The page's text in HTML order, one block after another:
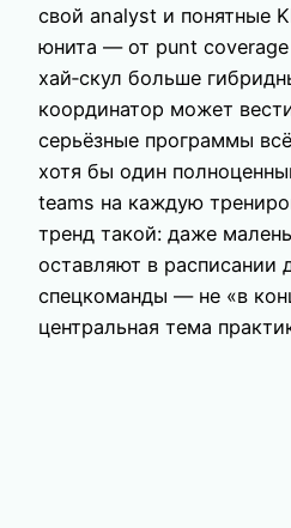
свой analyst и понятные
юнита — от punt coverage
хай‑скул больше
координатор может
серьёзные программы
хотя бы один
teams на каждую
тренд такой: даже
оставляют в расписании
спецкоманды — не «в
центральная тема